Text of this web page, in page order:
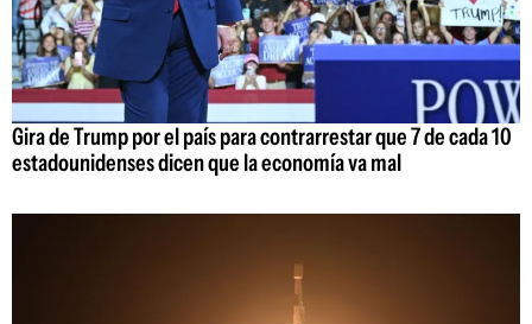
Gira de Trump por el país para contrarrestar que 7 de cada 10
estadounidenses dicen que la economía va mal